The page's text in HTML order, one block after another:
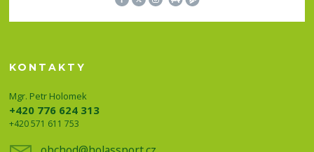
KONTAKTY
Mgr. Petr Holomek
+420 776 624 313
+420 571 611 753